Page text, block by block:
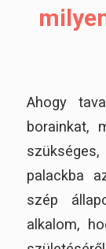
Ahogy
borainkat,
palackba
szép
alkalom,